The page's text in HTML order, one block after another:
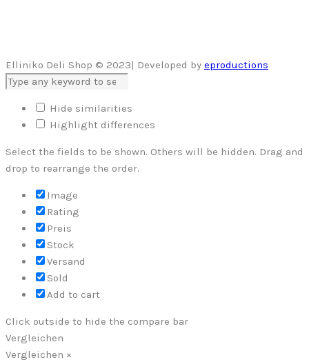
Elliniko Deli Shop © 2023| Developed by eproductions
Hide similarities
Highlight differences
Select the fields to be shown. Others will be hidden. Drag and
drop to rearrange the order.
Image
Rating
Preis
Stock
Versand
Sold
Add to cart
Click outside to hide the compare bar
Vergleichen
Vergleichen ×